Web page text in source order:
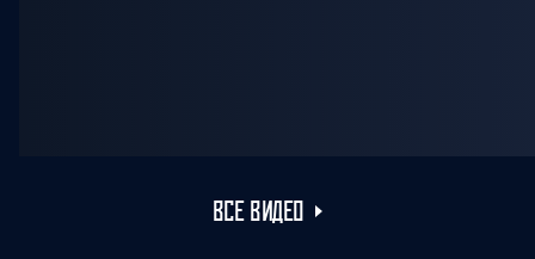
ВСЕ ВИДЕО